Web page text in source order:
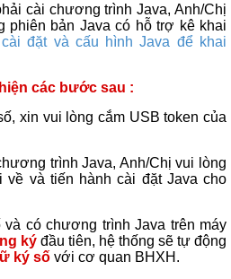
cài chương trình Java, Anh/Chị
phiên bản Java có hỗ trợ kê khai
đặt và cấu hình Java để khai
các bước sau :
, xin vui lòng cắm USB token của
trình Java, Anh/Chị vui lòng
và tiến hành cài đặt Java cho
có chương trình Java trên máy
ký đầu tiên, hệ thống sẽ tự động
ký số với cơ quan BHXH.